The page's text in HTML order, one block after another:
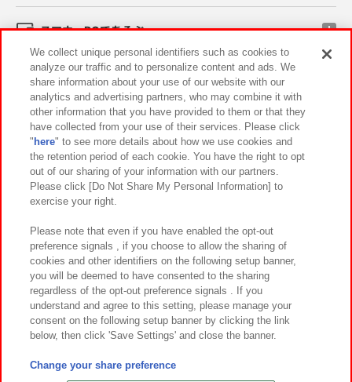
スマホ・PCであそぶ
イベント・キャンペーン
関連会社 サステナビリティ サイトポリシー
プライバシーポリシー ウェブアクセシビリティ方針と検証結果
お取引先さまとともに
カスタマーハラスメント対応方針 よくあるご質問・お問い合わせ
©Bandai Namco Amusement Inc.
©Bandai Namco Amusement Lab Inc.
We collect unique personal identifiers such as cookies to
analyze our traffic and to personalize content and ads. We
share information about your use of our website with our
analytics and advertising partners, who may combine it with
other information that you have provided to them or that they
have collected from your use of their services. Please click
" here" to see more details about how we use cookies and
the retention period of each cookie. You have the right to opt
out of our sharing of your information with our partners.
Please click [Do Not Share My Personal Information] to
exercise your right.
Please note that even if you have enabled the opt-out
preference signals , if you choose to allow the sharing of
cookies and other identifiers on the following setup banner,
you will be deemed to have consented to the sharing
regardless of the opt-out preference signals . If you
understand and agree to this setting, please manage your
consent on the following setup banner by clicking the link
below, then click 'Save Settings' and close the banner.
Change your share preference